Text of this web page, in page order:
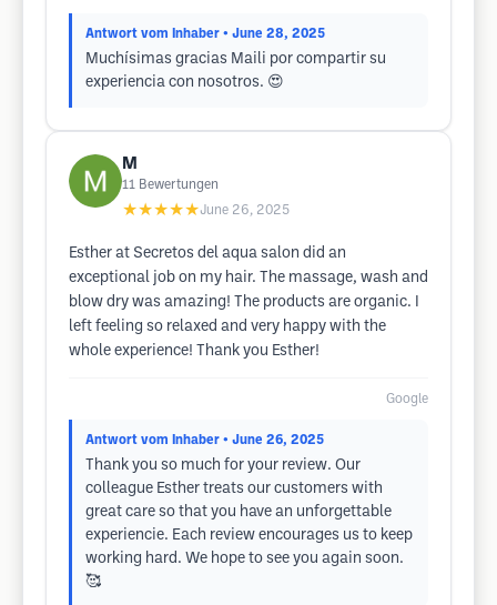
Antwort vom Inhaber • June 28, 2025
Muchísimas gracias Maili por compartir su
experiencia con nosotros. 😍
M
11 Bewertungen
★★★★★June 26, 2025
Esther at Secretos del aqua salon did an
exceptional job on my hair. The massage, wash and
blow dry was amazing! The products are organic. I
left feeling so relaxed and very happy with the
whole experience! Thank you Esther!
Google
Antwort vom Inhaber • June 26, 2025
Thank you so much for your review. Our
colleague Esther treats our customers with
great care so that you have an unforgettable
experiencie. Each review encourages us to keep
working hard. We hope to see you again soon.
🥰